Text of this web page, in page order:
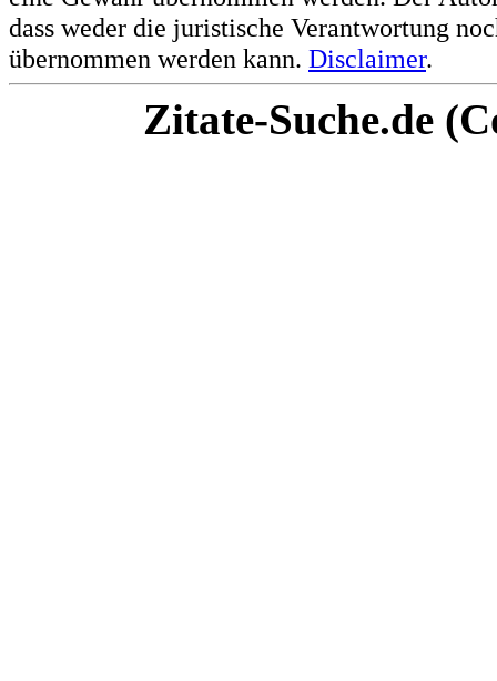
dass weder die juristische Verantwortung
übernommen werden kann. Disclaimer.
Zitate-Suche.de